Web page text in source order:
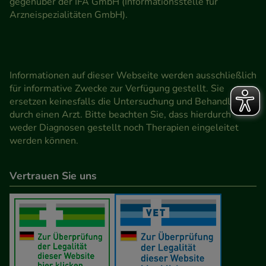
Arzneispezialitäten GmbH).
Informationen auf dieser Webseite werden ausschließlich
für informative Zwecke zur Verfügung gestellt. Sie
ersetzen keinesfalls die Untersuchung und Behandlung
durch einen Arzt. Bitte beachten Sie, dass hierdurch
weder Diagnosen gestellt noch Therapien eingeleitet
werden können.
Vertrauen Sie uns